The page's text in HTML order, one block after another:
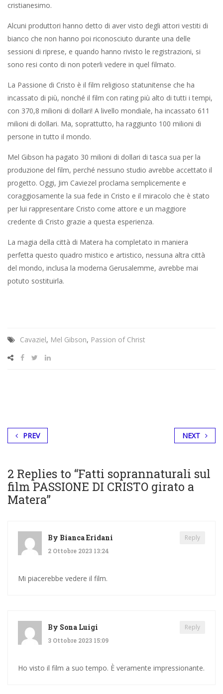
cristianesimo.
Alcuni produttori hanno detto di aver visto degli attori vestiti di
bianco che non hanno poi riconosciuto durante una delle
sessioni di riprese, e quando hanno rivisto le registrazioni, si
sono resi conto di non poterli vedere in quel filmato.
La Passione di Cristo è il film religioso statunitense che ha
incassato di più, nonché il film con rating più alto di tutti i tempi,
con 370,8 milioni di dollari! A livello mondiale, ha incassato 611
milioni di dollari. Ma, soprattutto, ha raggiunto 100 milioni di
persone in tutto il mondo.
Mel Gibson ha pagato 30 milioni di dollari di tasca sua per la
produzione del film, perché nessuno studio avrebbe accettato il
progetto. Oggi, Jim Caviezel proclama semplicemente e
coraggiosamente la sua fede in Cristo e il miracolo che è stato
per lui rappresentare Cristo come attore e un maggiore
credente di Cristo grazie a questa esperienza.
La magia della città di Matera ha completato in maniera
perfetta questo quadro mistico e artistico, nessuna altra città
del mondo, inclusa la moderna Gerusalemme, avrebbe mai
potuto sostituirla.
Cavaziel, Mel Gibson, Passion of Christ
PREV NEXT
2 Replies to “Fatti soprannaturali sul
film PASSIONE DI CRISTO girato a
Matera”
By Bianca Eridani
2 Ottobre 2023 13:24
Reply
Mi piacerebbe vedere il film.
By Sona Luigi
3 Ottobre 2023 15:09
Reply
Ho visto il film a suo tempo. È veramente impressionante.